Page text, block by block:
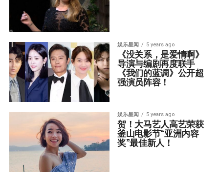
娱乐星闻 5 years ago
《没关系，是爱情啊》
导演与编剧再度联手
《我们的蓝调》公开超
强演员阵容！
娱乐星闻 5 years ago
贺！大马艺人高艺荣获
釜山电影节“亚洲内容
奖”最佳新人！